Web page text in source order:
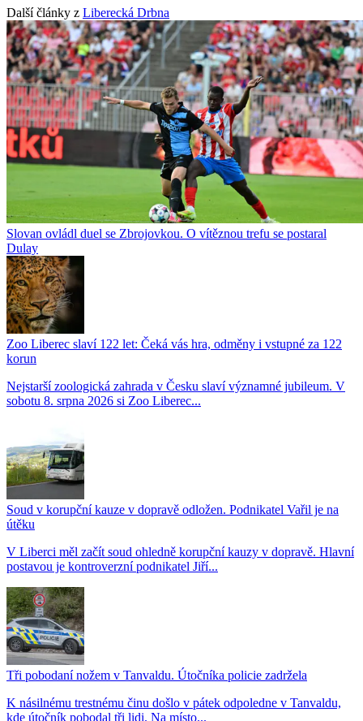
Další články z Liberecká Drbna
Slovan ovládl duel se Zbrojovkou. O vítěznou trefu se postaral
Dulay
Zoo Liberec slaví 122 let: Čeká vás hra, odměny i vstupné za 122
korun
Nejstarší zoologická zahrada v Česku slaví významné jubileum. V
sobotu 8. srpna 2026 si Zoo Liberec...
Soud v korupční kauze v dopravě odložen. Podnikatel Vařil je na
útěku
V Liberci měl začít soud ohledně korupční kauzy v dopravě. Hlavní
postavou je kontroverzní podnikatel Jiří...
Tři pobodaní nožem v Tanvaldu. Útočníka policie zadržela
K násilnému trestnému činu došlo v pátek odpoledne v Tanvaldu,
kde útočník pobodal tři lidi. Na místo...